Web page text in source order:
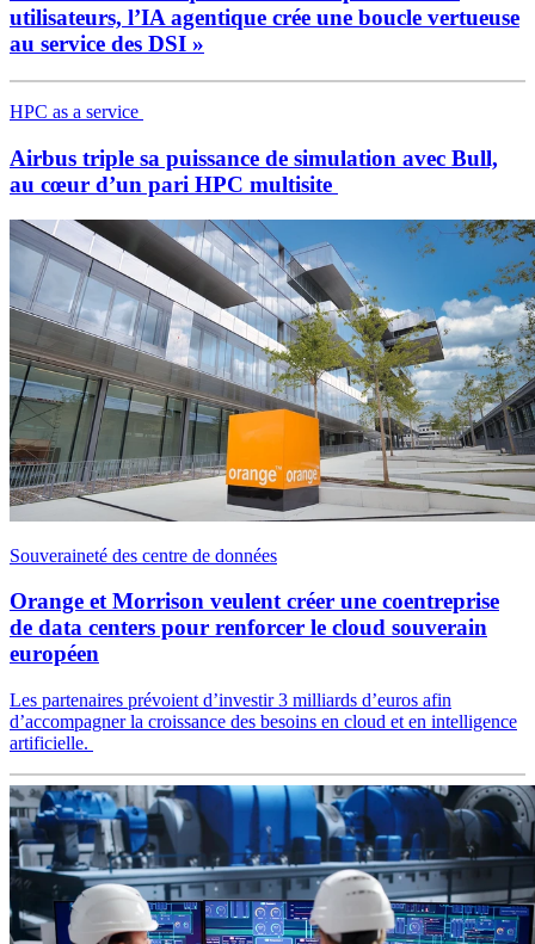
utilisateurs, l’IA agentique crée une boucle vertueuse
au service des DSI »
HPC as a service
Airbus triple sa puissance de simulation avec Bull,
au cœur d’un pari HPC multisite
Souveraineté des centre de données
Orange et Morrison veulent créer une coentreprise
de data centers pour renforcer le cloud souverain
européen
Les partenaires prévoient d’investir 3 milliards d’euros afin
d’accompagner la croissance des besoins en cloud et en intelligence
artificielle.